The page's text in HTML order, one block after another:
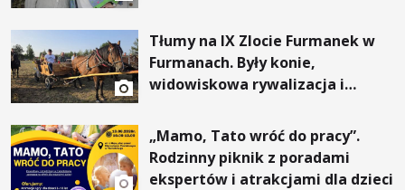
Tłumy na IX Zlocie Furmanek w
Furmanach. Były konie,
widowiskowa rywalizacja i
„Mamo, Tato wróć do pracy”.
Rodzinny piknik z poradami
ekspertów i atrakcjami dla dzieci